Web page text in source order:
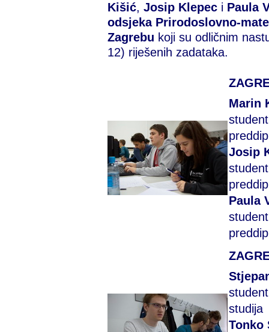
Kišić, Josip Klepec i Paula
odsjeka Prirodoslovno-
Zagrebu koji su odličnim
12) riješenih zadataka.
Marin
Josip
Paula
studija
Tonko